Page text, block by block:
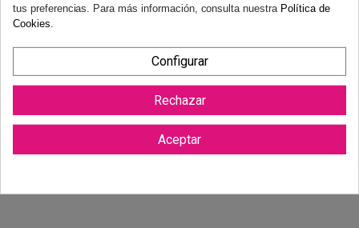
95,00 € 75,00 €
tus preferencias. Para más información, consulta nuestra Política de
Cookies
Configurar
Rechazar
Aceptar